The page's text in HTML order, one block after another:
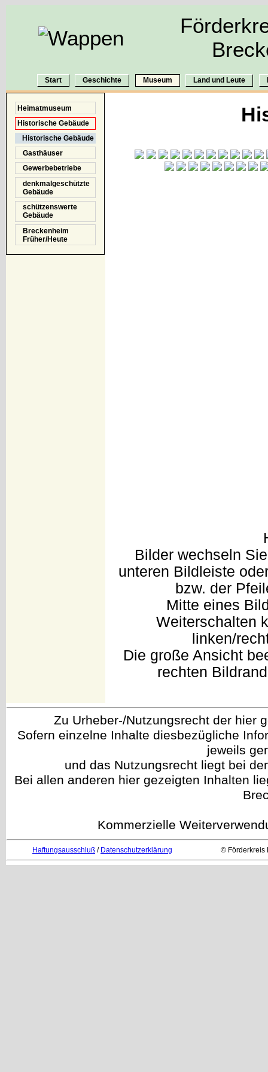
Start Geschichte Museum Land und Leute
Heimatmuseum
Historische Gebäude
Historische Gebäude
Gasthäuser
Gewerbebetriebe
denkmalgeschützte
Gebäude
schützenswerte
Gebäude
Breckenheim
Früher/Heute
Bilder wechseln
unteren Bildleiste
bzw. der
Mitte eines
Weiterschalten
linken/
Die große Ansicht
rechten
Zu Urheber-/Nutzungsrecht der hier
Sofern einzelne Inhalte diesbezügliche
jeweils
und das Nutzungsrecht liegt bei
Bei allen anderen hier gezeigten Inhalten
Kommerzielle
Haftungsausschluß / Datenschutzerklärung © Förderkreis